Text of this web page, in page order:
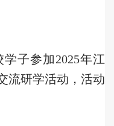
子参加2025年江
流研学活动， 活动